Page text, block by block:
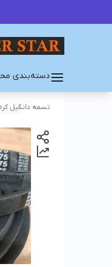
دسته‌بندی
تسمه دانگیل